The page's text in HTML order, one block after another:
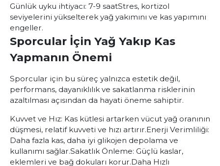
Günlük uyku ihtiyacı: 7-9 saatStres, kortizol
seviyelerini yükselterek yağ yakımını ve kas yapımını
engeller.
Sporcular İçin Yağ Yakıp Kas
Yapmanın Önemi
Sporcular için bu süreç yalnızca estetik değil,
performans, dayanıklılık ve sakatlanma risklerinin
azaltılması açısından da hayati öneme sahiptir.
Kuvvet ve Hız: Kas kütlesi artarken vücut yağ oranının
düşmesi, relatif kuvveti ve hızı artırır.Enerji Verimliliği:
Daha fazla kas, daha iyi glikojen depolama ve
kullanımı sağlar.Sakatlık Önleme: Güçlü kaslar,
eklemleri ve bağ dokuları korur.Daha Hızlı